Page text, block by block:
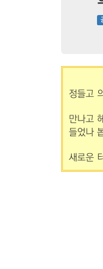
정들고
만나고
들었나
새로운